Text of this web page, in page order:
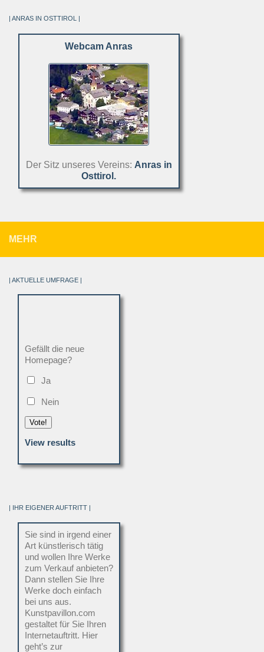
| ANRAS IN OSTTIROL |
Webcam Anras
Der Sitz unseres Vereins: Anras in
Osttirol.
MEHR
| AKTUELLE UMFRAGE |
Gefällt die neue
Homepage?
Ja
Nein
Vote!
View results
| IHR EIGENER AUFTRITT |
Sie sind in irgend einer
Art künstlerisch tätig
und wollen Ihre Werke
zum Verkauf anbieten?
Dann stellen Sie Ihre
Werke doch einfach
bei uns aus.
Kunstpavillon.com
gestaltet für Sie Ihren
Internetauftritt. Hier
geht’s zur